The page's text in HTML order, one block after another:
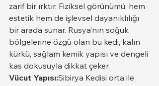
zarif bir ırktır. Fiziksel görünümü, hem
estetik hem de işlevsel dayanıklılığı
bir arada sunar. Rusya’nın soğuk
bölgelerine özgü olan bu kedi, kalın
kürkü, sağlam kemik yapısı ve dengeli
kas dokusuyla dikkat çeker.
Vücut Yapısı:Sibirya Kedisi orta ile